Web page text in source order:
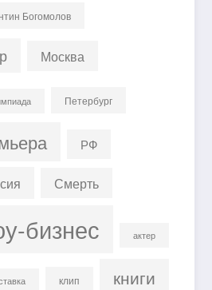
Богомолов
Москва
Петербург
РФ
Смерть
бизнес актер
клип книги